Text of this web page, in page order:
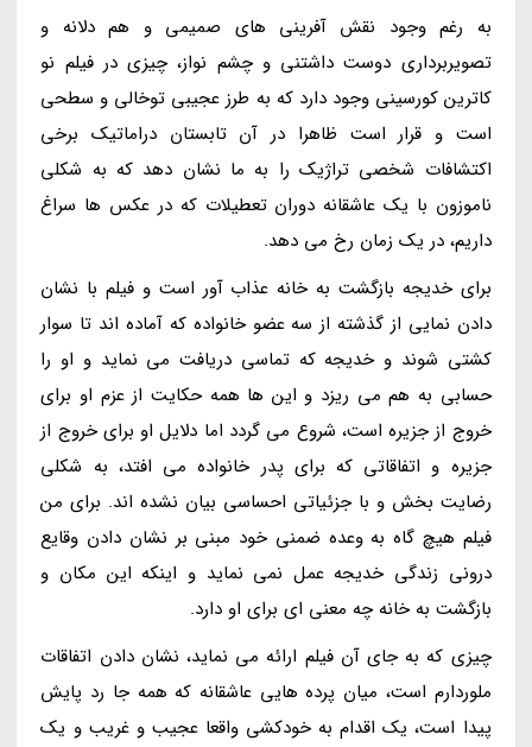
به رغم وجود نقش آفرینی های صمیمی و هم دلانه و
تصویربرداری دوست داشتنی و چشم نواز، چیزی در فیلم نو
کاترین کورسینی وجود دارد که به طرز عجیبی توخالی و سطحی
است و قرار است ظاهرا در آن تابستان دراماتیک برخی
اکتشافات شخصی تراژیک را به ما نشان دهد که به شکلی
ناموزون با یک عاشقانه دوران تعطیلات که در عکس ها سراغ
داریم، در یک زمان رخ می دهد.
برای خدیجه بازگشت به خانه عذاب آور است و فیلم با نشان
دادن نمایی از گذشته از سه عضو خانواده که آماده اند تا سوار
کشتی شوند و خدیجه که تماسی دریافت می نماید و او را
حسابی به هم می ریزد و این ها همه حکایت از عزم او برای
خروج از جزیره است، شروع می گردد اما دلایل او برای خروج از
جزیره و اتفاقاتی که برای پدر خانواده می افتد، به شکلی
رضایت بخش و با جزئیاتی احساسی بیان نشده اند. برای من
فیلم هیچ گاه به وعده ضمنی خود مبنی بر نشان دادن وقایع
درونی زندگی خدیجه عمل نمی نماید و اینکه این مکان و
بازگشت به خانه چه معنی ای برای او دارد.
چیزی که به جای آن فیلم ارائه می نماید، نشان دادن اتفاقات
ملوردارم است، میان پرده هایی عاشقانه که همه جا رد پایش
پیدا است، یک اقدام به خودکشی واقعا عجیب و غریب و یک